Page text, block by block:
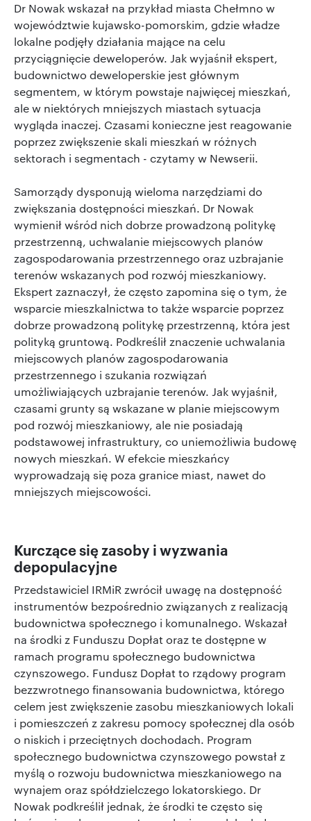
Dr Nowak wskazał na przykład miasta Chełmno w
województwie kujawsko-pomorskim, gdzie władze
lokalne podjęły działania mające na celu
przyciągnięcie deweloperów. Jak wyjaśnił ekspert,
budownictwo deweloperskie jest głównym
segmentem, w którym powstaje najwięcej mieszkań,
ale w niektórych mniejszych miastach sytuacja
wygląda inaczej. Czasami konieczne jest reagowanie
poprzez zwiększenie skali mieszkań w różnych
sektorach i segmentach - czytamy w Newserii.
Samorządy dysponują wieloma narzędziami do
zwiększania dostępności mieszkań. Dr Nowak
wymienił wśród nich dobrze prowadzoną politykę
przestrzenną, uchwalanie miejscowych planów
zagospodarowania przestrzennego oraz uzbrajanie
terenów wskazanych pod rozwój mieszkaniowy.
Ekspert zaznaczył, że często zapomina się o tym, że
wsparcie mieszkalnictwa to także wsparcie poprzez
dobrze prowadzoną politykę przestrzenną, która jest
polityką gruntową. Podkreślił znaczenie uchwalania
miejscowych planów zagospodarowania
przestrzennego i szukania rozwiązań
umożliwiających uzbrajanie terenów. Jak wyjaśnił,
czasami grunty są wskazane w planie miejscowym
pod rozwój mieszkaniowy, ale nie posiadają
podstawowej infrastruktury, co uniemożliwia budowę
nowych mieszkań. W efekcie mieszkańcy
wyprowadzają się poza granice miast, nawet do
mniejszych miejscowości.
Kurczące się zasoby i wyzwania
depopulacyjne
Przedstawiciel IRMiR zwrócił uwagę na dostępność
instrumentów bezpośrednio związanych z realizacją
budownictwa społecznego i komunalnego. Wskazał
na środki z Funduszu Dopłat oraz te dostępne w
ramach programu społecznego budownictwa
czynszowego. Fundusz Dopłat to rządowy program
bezzwrotnego finansowania budownictwa, którego
celem jest zwiększenie zasobu mieszkaniowych lokali
i pomieszczeń z zakresu pomocy społecznej dla osób
o niskich i przeciętnych dochodach. Program
społecznego budownictwa czynszowego powstał z
myślą o rozwoju budownictwa mieszkaniowego na
wynajem oraz spółdzielczego lokatorskiego. Dr
Nowak podkreślił jednak, że środki te często się